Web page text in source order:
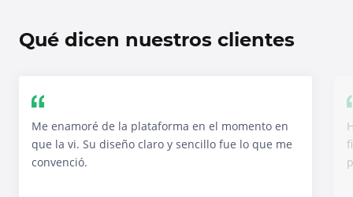
Qué dicen nuestros clientes
Me enamoré de la plataforma en el momento en
que la vi. Su diseño claro y sencillo fue lo que me
convenció.